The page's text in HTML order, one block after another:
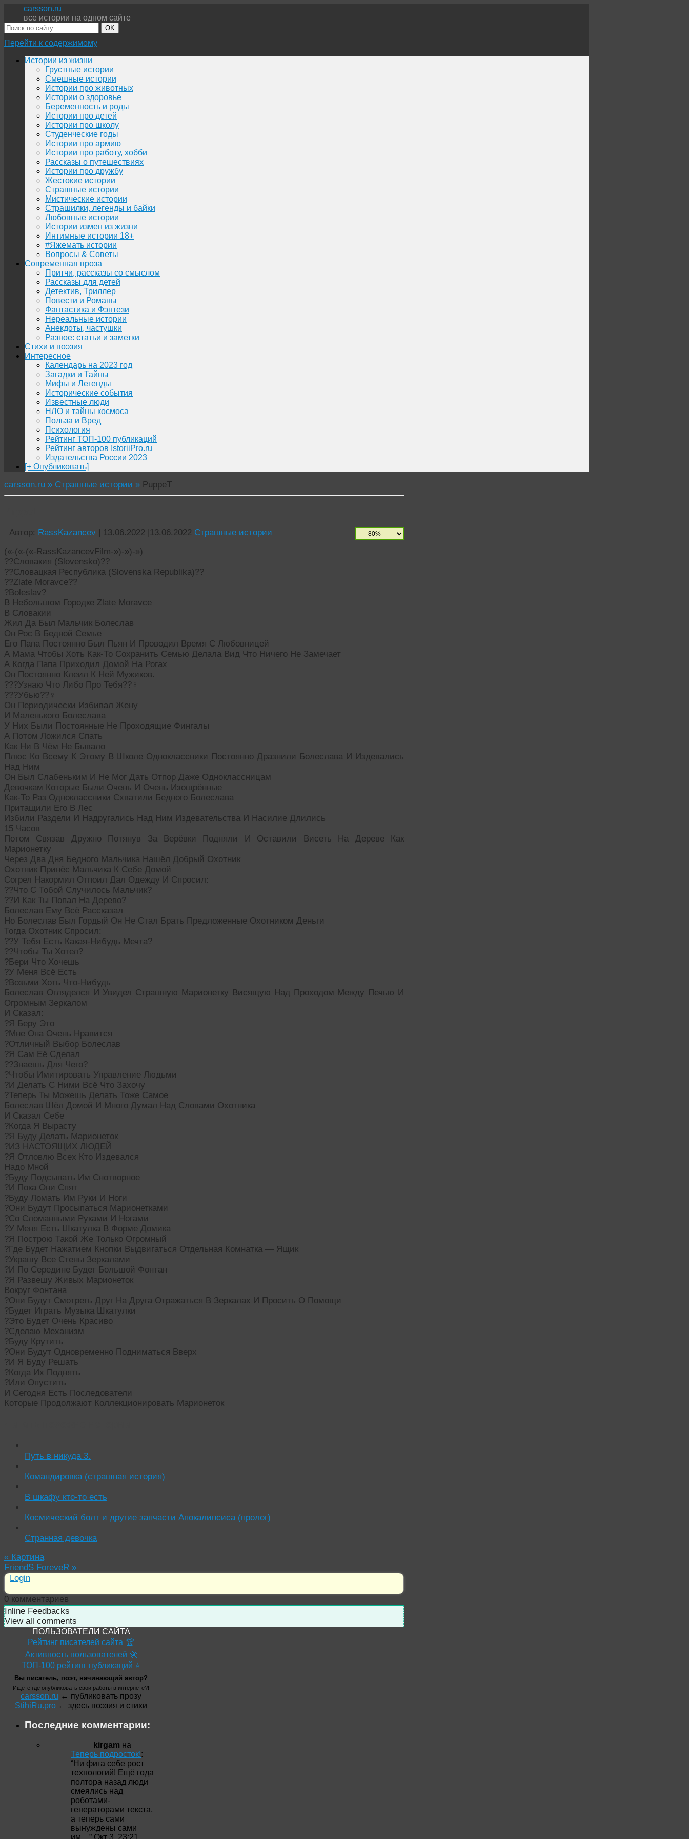
carsson.ru
все истории на одном сайте
OK
Перейти к содержимому
Истории из жизни
Грустные истории
Смешные истории
Истории про животных
Истории о здоровье
Беременность и роды
Истории про детей
Истории про школу
Студенческие годы
Истории про армию
Истории про работу, хобби
Рассказы о путешествиях
Истории про дружбу
Жестокие истории
Страшные истории
Мистические истории
Страшилки, легенды и байки
Любовные истории
Истории измен из жизни
Интимные истории 18+
#Яжемать истории
Вопросы & Советы
Современная проза
Притчи, рассказы со смыслом
Рассказы для детей
Детектив, Триллер
Повести и Романы
Фантастика и Фэнтези
Нереальные истории
Анекдоты, частушки
Разное: статьи и заметки
Стихи и поэзия
Интересное
Календарь на 2023 год
Загадки и Тайны
Мифы и Легенды
Исторические события
Известные люди
НЛО и тайны космоса
Польза и Вред
Психология
Рейтинг ТОП-100 публикаций
Рейтинг авторов IstoriiPro.ru
Издательства России 2023
[+ Опубликовать]
carsson.ru » Страшные истории » PuppeT
Автор: RassKazancev | 13.06.2022 |13.06.2022 Страшные истории
(«-(«-(«-RassKazancevFilm-»)-»)-»)
??Словакия (Slovensko)??
??Словацкая Республика (Slovenska Republika)??
??Zlate Moravce??
?Boleslav?
В Небольшом Городке Zlate Moravce
В Словакии
Жил Да Был Мальчик Болеслав
Он Рос В Бедной Семье
Его Папа Постоянно Был Пьян И Проводил Время С Любовницей
А Мама Чтобы Хоть Как-То Сохранить Семью Делала Вид Что Ничего Не Замечает
А Когда Папа Приходил Домой На Рогах
Он Постоянно Клеил К Ней Мужиков.
???Узнаю Что Либо Про Тебя??‍♀
???Убью??‍♀
Он Периодически Избивал Жену
И Маленького Болеслава
У Них Были Постоянные Не Проходящие Фингалы
А Потом Ложился Спать
Как Ни В Чём Не Бывало
Плюс Ко Всему К Этому В Школе Одноклассники Постоянно Дразнили Болеслава И Издевались
Над Ним
Он Был Слабеньким И Не Мог Дать Отпор Даже Одноклассницам
Девочкам Которые Были Очень И Очень Изощрённые
Как-То Раз Одноклассники Схватили Бедного Болеслава
Притащили Его В Лес
Избили Раздели И Надругались Над Ним Издевательства И Насилие Длились
15 Часов
Потом Связав Дружно Потянув За Верёвки Подняли И Оставили Висеть На Дереве Как
Марионетку
Через Два Дня Бедного Мальчика Нашёл Добрый Охотник
Охотник Принёс Мальчика К Себе Домой
Согрел Накормил Отпоил Дал Одежду И Спросил:
??Что С Тобой Случилось Мальчик?
??И Как Ты Попал На Дерево?
Болеслав Ему Всё Рассказал
Но Болеслав Был Гордый Он Не Стал Брать Предложенные Охотником Деньги
Тогда Охотник Спросил:
??У Тебя Есть Какая-Нибудь Мечта?
??Чтобы Ты Хотел?
?Бери Что Хочешь
?У Меня Всё Есть
?Возьми Хоть Что-Нибудь
Болеслав Огляделся И Увидел Страшную Марионетку Висящую Над Проходом Между Печью И
Огромным Зеркалом
И Сказал:
?Я Беру Это
?Мне Она Очень Нравится
?Отличный Выбор Болеслав
?Я Сам Её Сделал
??Знаешь Для Чего?
?Чтобы Имитировать Управление Людьми
?И Делать С Ними Всё Что Захочу
?Теперь Ты Можешь Делать Тоже Самое
Болеслав Шёл Домой И Много Думал Над Словами Охотника
И Сказал Себе
?Когда Я Вырасту
?Я Буду Делать Марионеток
?ИЗ НАСТОЯЩИХ ЛЮДЕЙ
?Я Отловлю Всех Кто Издевался
Надо Мной
?Буду Подсыпать Им Снотворное
?И Пока Они Спят
?Буду Ломать Им Руки И Ноги
?Они Будут Просыпаться Марионетками
?Со Сломанными Руками И Ногами
?У Меня Есть Шкатулка В Форме Домика
?Я Построю Такой Же Только Огромный
?Где Будет Нажатием Кнопки Выдвигаться Отдельная Комнатка — Ящик
?Украшу Все Стены Зеркалами
?И По Середине Будет Большой Фонтан
?Я Развешу Живых Марионеток
Вокруг Фонтана
?Они Будут Смотреть Друг На Друга Отражаться В Зеркалах И Просить О Помощи
?Будет Играть Музыка Шкатулки
?Это Будет Очень Красиво
?Сделаю Механизм
?Буду Крутить
?Они Будут Одновременно Подниматься Вверх
?И Я Буду Решать
?Когда Их Поднять
?Или Опустить
И Сегодня Есть Последователи
Которые Продолжают Коллекционировать Марионеток
Путь в никуда 3.
Командировка (страшная история)
В шкафу кто-то есть
Космический болт и другие запчасти Апокалипсиса (пролог)
Странная девочка
« Картина
FriendS ForeveR »
Login
0 комментариев
Inline Feedbacks
View all comments
ПОЛЬЗОВАТЕЛИ САЙТА
Рейтинг писателей сайта 🏆
Активность пользователей 🚀
ТОП-100 рейтинг публикаций ⭐
Вы писатель, поэт, начинающий автор?
Ищете где опубликовать свои работы в интернете?!
carsson.ru ← публиковать прозу
StihiRu.pro ← здесь поэзия и стихи
Последние комментарии:
kirgam на
Теперь подросток!:
“Ни фига себе рост
технологий! Ещё года
полтора назад люди
смеялись над
роботами-
генераторами текста,
а теперь сами
вынуждены сами
им… ” Окт 3, 23:21